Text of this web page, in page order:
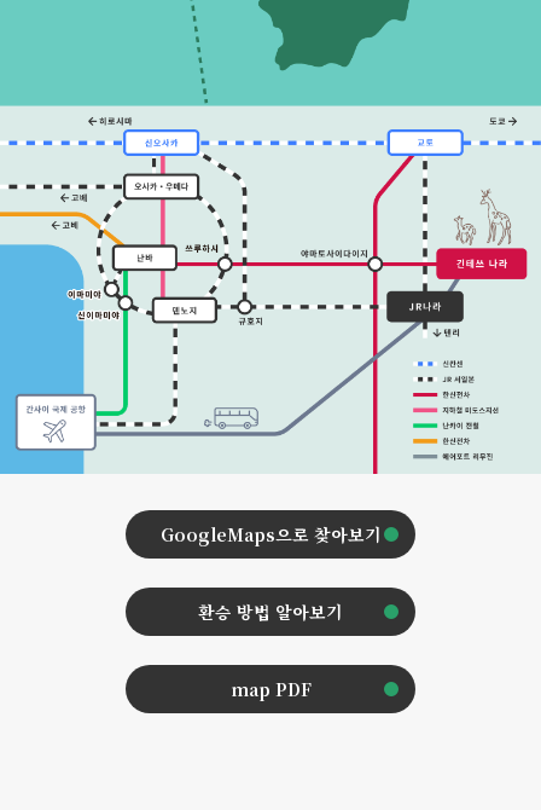
GoogleMaps으로 찾아보기
환승 방법 알아보기
map PDF